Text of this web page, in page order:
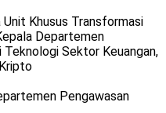
Khusus Transformasi
Departemen
Teknologi Sektor Keuangan,
Pengawasan